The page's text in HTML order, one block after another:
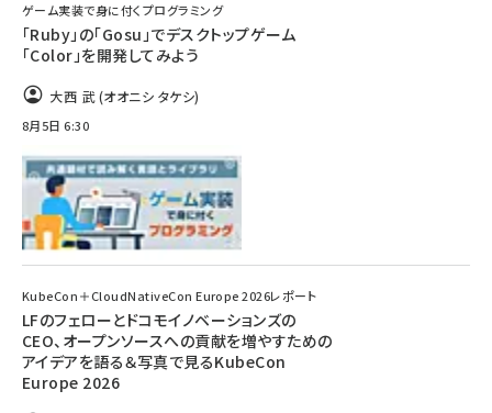
ゲーム実装で身に付くプログラミング
「Ruby」の「Gosu」でデスクトップゲーム
「Color」を開発してみよう
大西 武 (オオニシ タケシ)
8月5日 6:30
KubeCon＋CloudNativeCon Europe 2026レポート
LFのフェローとドコモイノベーションズの
CEO、オープンソースへの貢献を増やすための
アイデアを語る＆写真で見るKubeCon
Europe 2026